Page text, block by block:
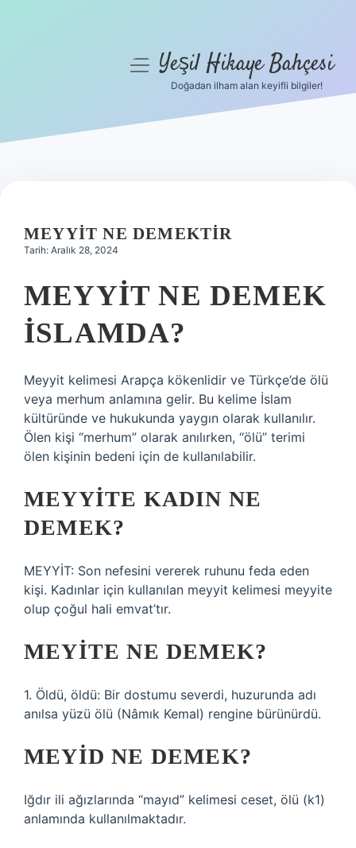
Hakkımızda
menüyüYeşil Hikaye Bahçesi
Doğadan ilham alan keyifli bilgiler!
MEYYIT NE DEMEKTIR
Tarih: Aralık 28, 2024
MEYYIT NE DEMEK
ISLAMDA?
Meyyit kelimesi Arapça kökenlidir ve Türkçe’de ölü
veya merhum anlamına gelir. Bu kelime İslam
kültüründe ve hukukunda yaygın olarak kullanılır.
Ölen kişi “merhum” olarak anılırken, “ölü” terimi
ölen kişinin bedeni için de kullanılabilir.
MEYYITE KADIN NE
DEMEK?
MEYYİT: Son nefesini vererek ruhunu feda eden
kişi. Kadınlar için kullanılan meyyit kelimesi meyyite
olup çoğul hali emvat’tır.
MEYITE NE DEMEK?
1. Öldü, öldü: Bir dostumu severdi, huzurunda adı
anılsa yüzü ölü (Nâmık Kemal) rengine bürünürdü.
MEYID NE DEMEK?
Iğdır ili ağızlarında “mayıd” kelimesi ceset, ölü (k1)
anlamında kullanılmaktadır.